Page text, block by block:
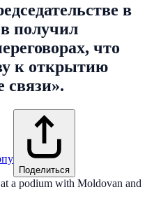
в
получил
что
к открытию
связи».
Поделиться